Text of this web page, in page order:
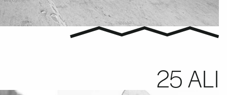
25 ALI